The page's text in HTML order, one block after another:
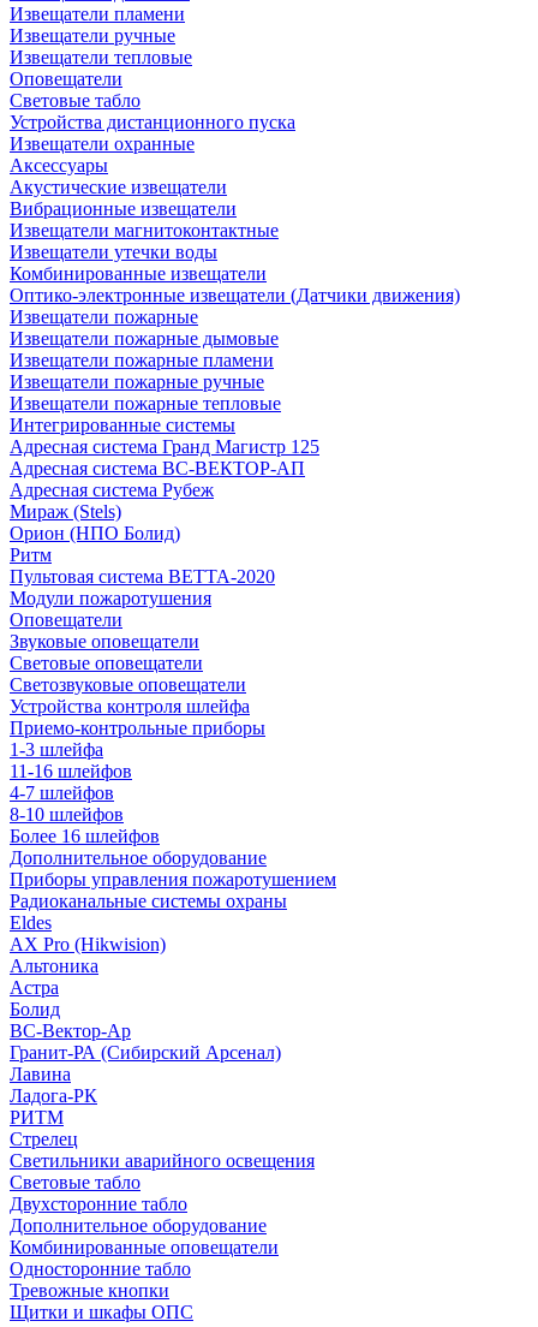
Извещатели пламени
Извещатели ручные
Извещатели тепловые
Оповещатели
Световые табло
Устройства дистанционного пуска
Извещатели охранные
Аксессуары
Акустические извещатели
Вибрационные извещатели
Извещатели магнитоконтактные
Извещатели утечки воды
Комбинированные извещатели
Оптико-электронные извещатели (Датчики движения)
Извещатели пожарные
Извещатели пожарные дымовые
Извещатели пожарные пламени
Извещатели пожарные ручные
Извещатели пожарные тепловые
Интегрированные системы
Адресная система Гранд Магистр 125
Адресная система ВС-ВЕКТОР-АП
Адресная система Рубеж
Мираж (Stels)
Орион (НПО Болид)
Ритм
Пультовая система ВЕТТА-2020
Модули пожаротушения
Оповещатели
Звуковые оповещатели
Световые оповещатели
Светозвуковые оповещатели
Устройства контроля шлейфа
Приемо-контрольные приборы
1-3 шлейфа
11-16 шлейфов
4-7 шлейфов
8-10 шлейфов
Более 16 шлейфов
Дополнительное оборудование
Приборы управления пожаротушением
Радиоканальные системы охраны
Eldes
AX Pro (Hikwision)
Альтоника
Астра
Болид
ВС-Вектор-Ар
Гранит-РА (Сибирский Арсенал)
Лавина
Ладога-РК
РИТМ
Стрелец
Светильники аварийного освещения
Световые табло
Двухсторонние табло
Дополнительное оборудование
Комбинированные оповещатели
Односторонние табло
Тревожные кнопки
Щитки и шкафы ОПС